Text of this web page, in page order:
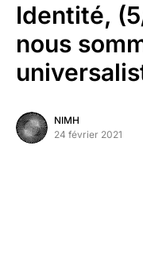
Identité,
nous
NIMH
24 février 2021